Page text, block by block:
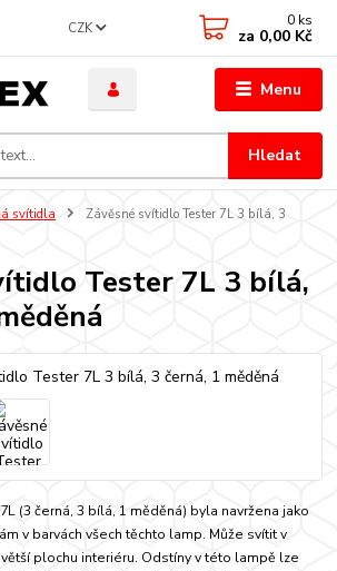
Menu
CZK
Hledat
0 ks
za 0,00 Kč
svítidla
Závěsné svítidlo Tester 7L 3 bílá, 3
Tester 7L 3 bílá,
(3 černá, 3 bílá, 1 měděná) byla navržena jako
v barvách všech těchto lamp. Může svítit v
plochu interiéru. Odstíny v této lampě lze